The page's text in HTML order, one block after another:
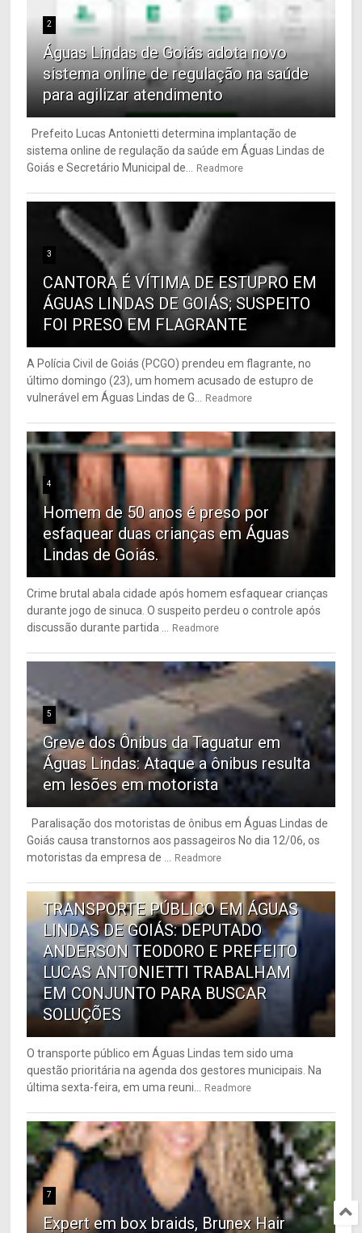
2
Águas Lindas de Goiás adota novo
sistema online de regulação na saúde
para agilizar atendimento
Prefeito Lucas Antonietti determina implantação de
sistema online de regulação da saúde em Águas Lindas de
Goiás e Secretário Municipal de...
Readmore
3
CANTORA É VÍTIMA DE ESTUPRO EM
ÁGUAS LINDAS DE GOIÁS; SUSPEITO
FOI PRESO EM FLAGRANTE
A Polícia Civil de Goiás (PCGO) prendeu em flagrante, no
último domingo (23), um homem acusado de estupro de
vulnerável em Águas Lindas de G...
Readmore
4
Homem de 50 anos é preso por
esfaquear duas crianças em Águas
Lindas de Goiás.
Crime brutal abala cidade após homem esfaquear crianças
durante jogo de sinuca. O suspeito perdeu o controle após
discussão durante partida ...
Readmore
5
Greve dos Ônibus da Taguatur em
Águas Lindas: Ataque a ônibus resulta
em lesões em motorista
Paralisação dos motoristas de ônibus em Águas Lindas de
Goiás causa transtornos aos passageiros No dia 12/06, os
motoristas da empresa de ...
Readmore
TRANSPORTE PÚBLICO EM ÁGUAS
LINDAS DE GOIÁS: DEPUTADO
ANDERSON TEODORO E PREFEITO
LUCAS ANTONIETTI TRABALHAM
EM CONJUNTO PARA BUSCAR
SOLUÇÕES
O transporte público em Águas Lindas tem sido uma
questão prioritária na agenda dos gestores municipais. Na
última sexta-feira, em uma reuni...
Readmore
7
Expert em box braids, Brunex Hair